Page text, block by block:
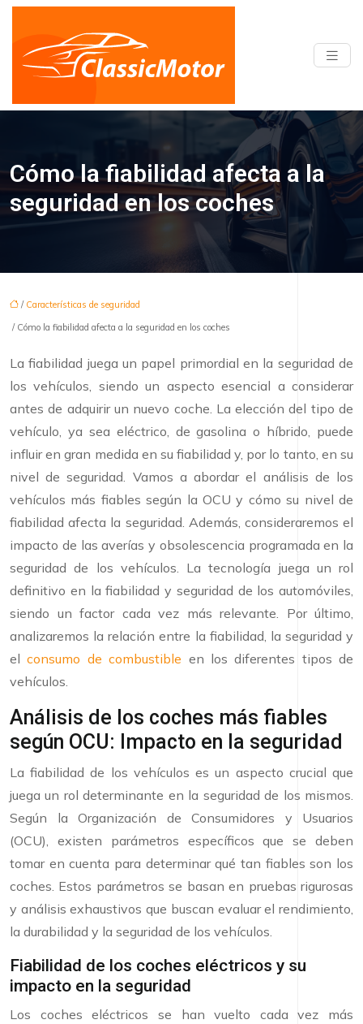
Cómo la fiabilidad afecta a la
seguridad en los coches
/ Características de seguridad
/ Cómo la fiabilidad afecta a la seguridad en los coches
La fiabilidad juega un papel primordial en la seguridad de
los vehículos, siendo un aspecto esencial a considerar
antes de adquirir un nuevo coche. La elección del tipo de
vehículo, ya sea eléctrico, de gasolina o híbrido, puede
influir en gran medida en su fiabilidad y, por lo tanto, en su
nivel de seguridad. Vamos a abordar el análisis de los
vehículos más fiables según la OCU y cómo su nivel de
fiabilidad afecta la seguridad. Además, consideraremos el
impacto de las averías y obsolescencia programada en la
seguridad de los vehículos. La tecnología juega un rol
definitivo en la fiabilidad y seguridad de los automóviles,
siendo un factor cada vez más relevante. Por último,
analizaremos la relación entre la fiabilidad, la seguridad y
elconsumo de combustible en los diferentes tipos de
vehículos.
Análisis de los coches más fiables
según OCU: Impacto en la seguridad
La fiabilidad de los vehículos es un aspecto crucial que
juega un rol determinante en la seguridad de los mismos.
Según la Organización de Consumidores y Usuarios
(OCU), existen parámetros específicos que se deben
tomar en cuenta para determinar qué tan fiables son los
coches. Estos parámetros se basan en pruebas rigurosas
y análisis exhaustivos que buscan evaluar el rendimiento,
la durabilidad y la seguridad de los vehículos.
Fiabilidad de los coches eléctricos y su
impacto en la seguridad
Los coches eléctricos se han vuelto cada vez más